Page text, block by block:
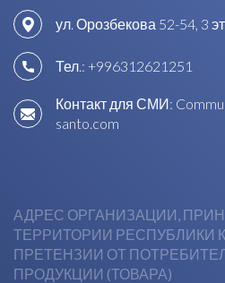
ул. Орозбекова 52-54, 3
Тел.: +996312621251
Контакт для СМИ:
santo.com
АДРЕС ОРГАНИЗАЦИИ,
ТЕРРИТОРИИ РЕСПУБЛИКИ
ПРЕТЕНЗИИ ОТ
ПРОДУКЦИИ (ТОВАРА)